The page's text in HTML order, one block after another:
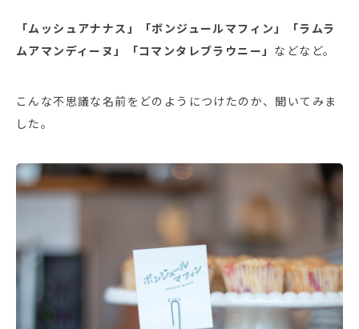
「ムッシュアナナス」「ボンジュールマフィン」「ラムラ
ムアマンディーヌ」「コマンタレブラウニー」 などなど。
こんな不思議な名前をどのようにつけたのか、聞いてみま
した。